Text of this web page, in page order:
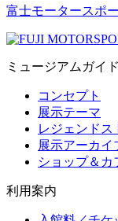
富士モータースポ
ミュージアムガイド
コンセプト
展示テーマ
レジェンドス
展示アーカイ
ショップ＆カ
利用案内